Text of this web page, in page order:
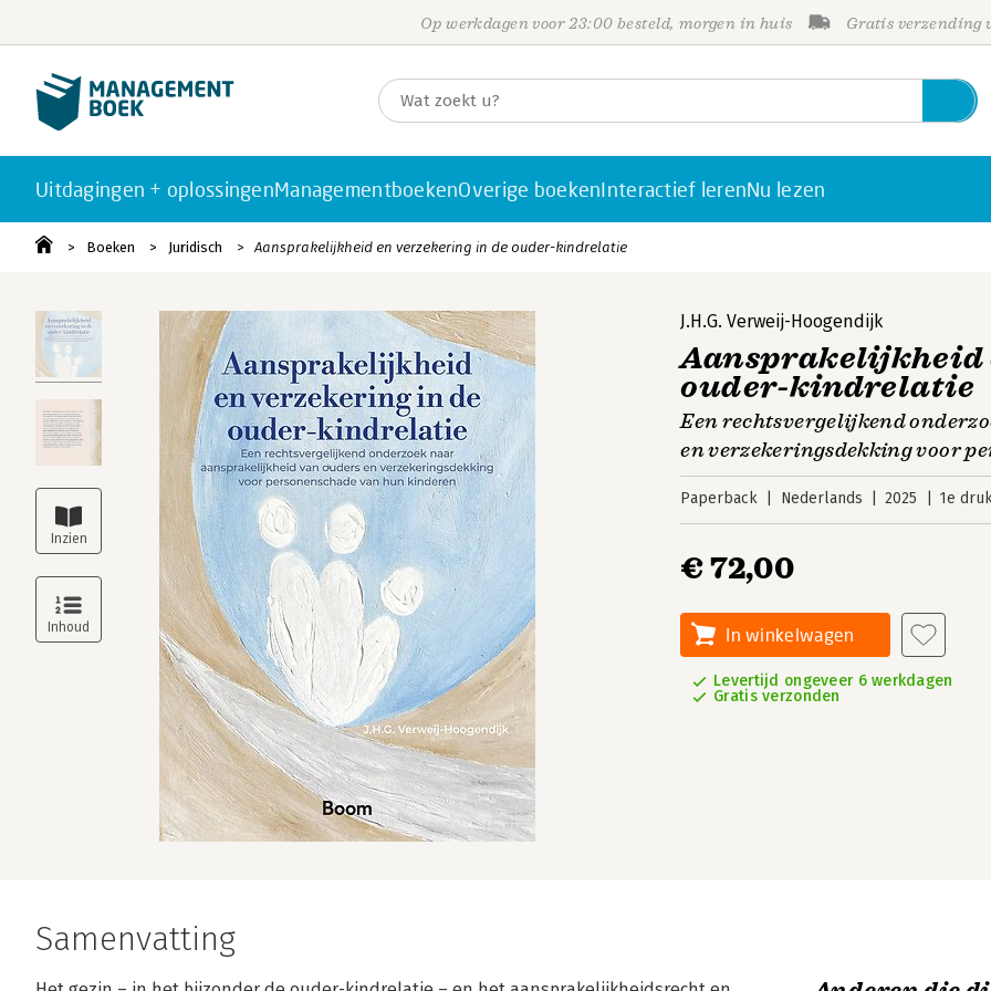
Op werkdagen voor 23:00 besteld, morgen in huis Gratis verzending
Uitdagingen + oplossingenManagementboekenOverige boekenInteractief lerenNu lezen
Boeken Juridisch Aansprakelijkheid en verzekering in de ouder-kindrelatie
J.H.G. Verweij-Hoogendijk
Aansprakelijkheid
ouder-kindrelatie
Een rechtsvergelijkend
en verzekeringsdekking voor
Paperback Nederlands 2025 1e
€ 72,00
In winkelwagen
Levertijd ongeveer 6 werkdagen
Gratis verzonden
Samenvatting